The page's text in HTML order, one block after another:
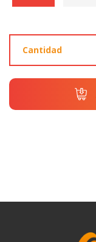
Cantidad